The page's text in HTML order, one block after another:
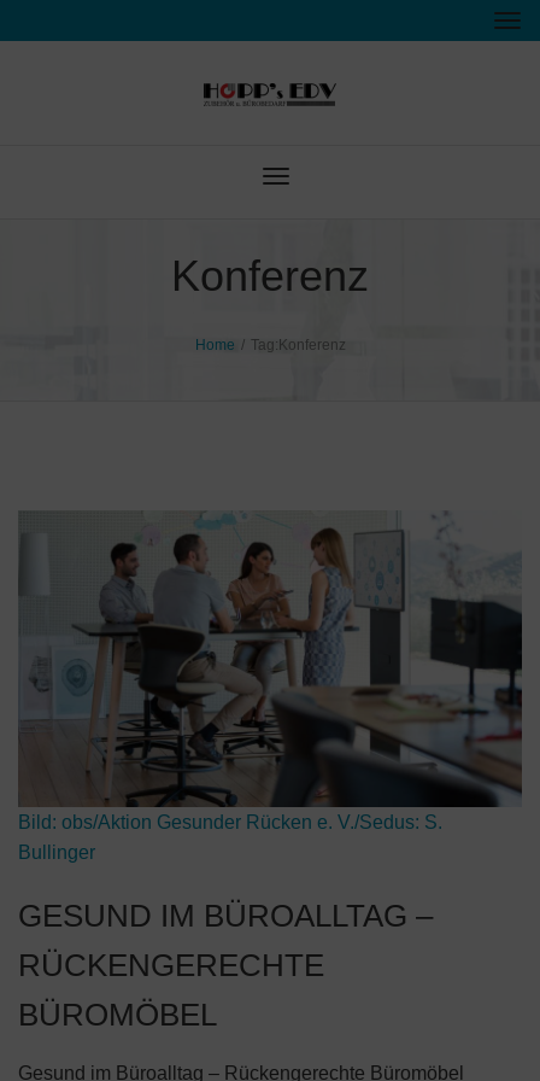
Toggle
Konferenz
Home / Tag: Konferenz
Bild: obs/Aktion Gesunder Rücken e. V./Sedus: S.
Bullinger
GESUND IM BÜROALLTAG –
RÜCKENGERECHTE
BÜROMÖBEL
Gesund im Büroalltag – Rückengerechte Büromöbel